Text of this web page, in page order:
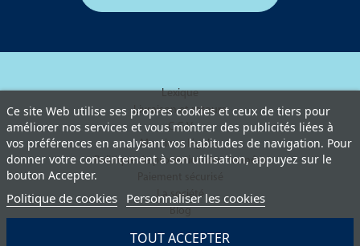
Ce site Web utilise ses propres cookies et ceux de tiers pour
améliorer nos services et vous montrer des publicités liées à
vos préférences en analysant vos habitudes de navigation. Pour
donner votre consentement à son utilisation, appuyez sur le
bouton Accepter.
Politique de cookies Personnaliser les cookies
TOUT ACCEPTER
Lexique
Livraison et retours
C.G.V
Mentions légales
Politique de protection des données
La société
Blog